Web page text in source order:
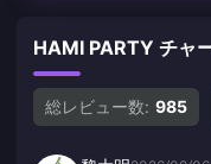
HAMI PARTY チャ
総レビュー数: 985